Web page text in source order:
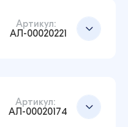
Артикул:
АЛ-00020221
Артикул:
АЛ-00020174